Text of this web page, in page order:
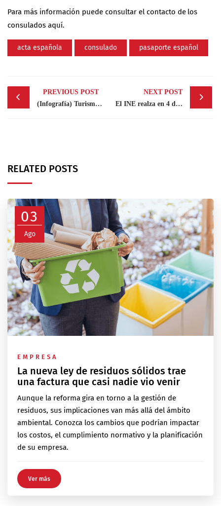
Para más información puede consultar el contacto de los
consulados aquí.
acta española consulado pasaporte español
Post
navigation
PREVIOUS POST
(Infografía) Turismo dominicano en cifras
NEXT POST
El INE realza en 4 décimas el crecimiento del PIB español
RELATED POSTS
03
Ago
EMPRESA
La nueva ley de residuos sólidos trae
una factura que casi nadie vio venir
Aunque la reforma gira en torno a la gestión de
residuos, sus implicaciones van más allá del ámbito
ambiental. Conozca los cambios que podrían impactar
los costos, el cumplimiento normativo y la planificación
de su empresa.
Ver más